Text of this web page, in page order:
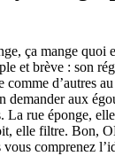
ça mange quoi
et brève : son
comme d’autres
demander aux
La rue éponge,
elle filtre. Bon,
comprenez